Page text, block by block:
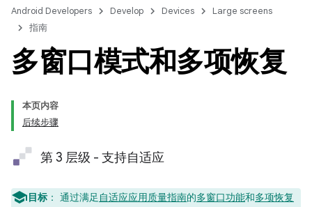
Android Developers Develop Devices
Large screens
指南
多窗口模式和多项恢复
本页内容
后续步骤
第 3 层级 - 支持自适应
目标 ： 通过满足 自适应应用质量指南的多窗口功能和多项恢复